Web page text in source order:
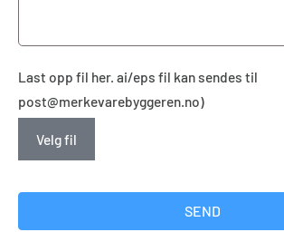
Last opp fil her. ai/eps fil kan sendes til
post@merkevarebyggeren.no)
Velg fil
SEND